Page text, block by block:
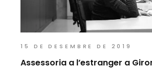
15 DE DESEMBRE DE 2019
Assessoria a l’estranger a